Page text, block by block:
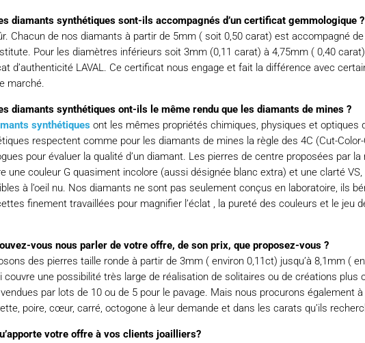
diamants synthétiques sont-ils accompagnés d’un certificat gemmologique ?
Chacun de nos diamants à partir de 5mm ( soit 0,50 carat) est accompagné
Pour les diamètres inférieurs soit 3mm (0,11 carat) à 4,75mm ( 0,40
d’authenticité LAVAL. Ce certificat nous engage et fait la différence avec
marché.
diamants synthétiques ont-ils le même rendu que les diamants de mines ?
synthétiquesont les mêmes propriétés chimiques, physiques et optiques
respectent comme pour les diamants de mines la règle des 4C (Cut-
pour évaluer la qualité d’un diamant. Les pierres de centre proposées par
une couleur G quasiment incolore (aussi désignée blanc extra) et une clarté
à l’oeil nu. Nos diamants ne sont pas seulement conçus en laboratoire, ils
finement travaillées pour magnifier l’éclat , la pureté des couleurs et le jeu
vous nous parler de votre offre, de son prix, que proposez-vous ?
des pierres taille ronde à partir de 3mm ( environ 0,11ct) jusqu’à 8,1mm (
une possibilité très large de réalisation de solitaires ou de créations plus
par lots de 10 ou de 5 pour le pavage. Mais nous procurons également
poire, cœur, carré, octogone à leur demande et dans les carats qu’ils
votre offre à vos clients joailliers?